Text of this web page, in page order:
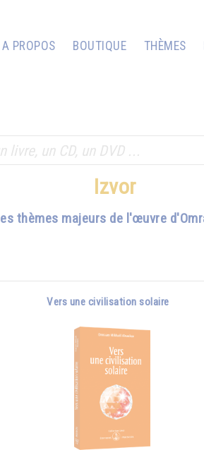
A PROPOS BOUTIQUE THÈMES
Izvor
thèmes majeurs de l'œuvre
Vers une civilisation solaire